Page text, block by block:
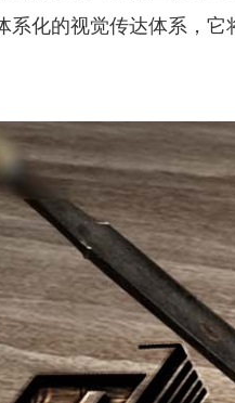
化的视觉传达体系，